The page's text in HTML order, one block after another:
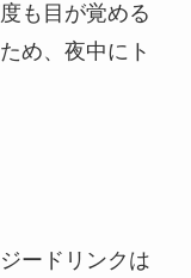
も目が覚める
め、夜中にト
ードリンクは